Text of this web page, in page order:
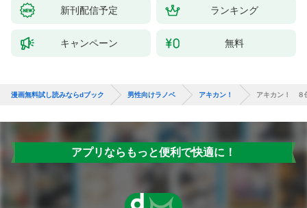
新刊配信予定 ランキング
キャンペーン 無料
漫画無料試し読みならdブック 男性向けラノベ アキカン！ アキカン！ ８
アプリならもっと便利で快適に！